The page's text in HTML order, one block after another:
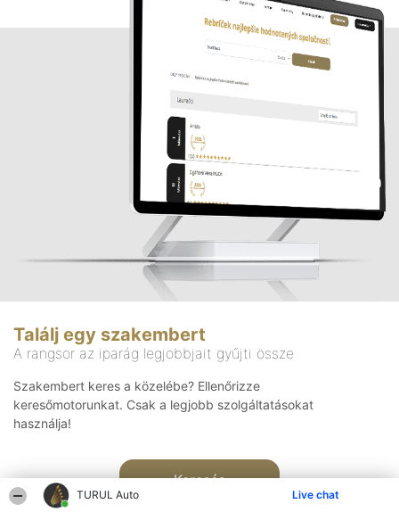
TURUL Auto Live chat
Találj egy szakembert
A rangsor az iparág legjobbjait gyűjti össze
Szakembert keres a közelébe? Ellenőrizze
keresőmotorunkat. Csak a legjobb szolgáltatásokat
használja!
Keresés